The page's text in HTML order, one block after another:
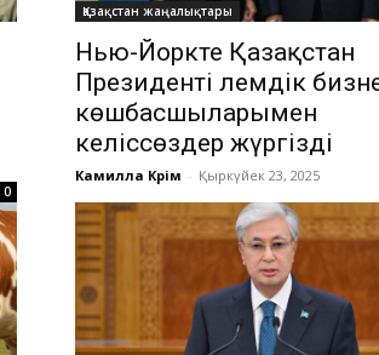
0
Қазақстан жаңалықтары
Нью-Йоркте Қазақстан
Президенті әлемдік
көшбасшыларымен
келіссөздер жүргізді
Камилла Кәрім - Қыркүйек 23, 2025